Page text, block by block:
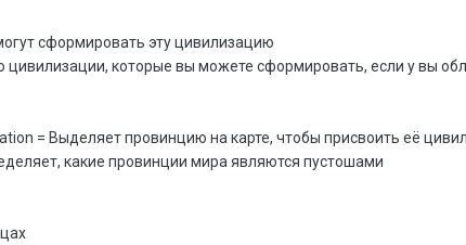
сформировать эту цивилизацию
которые вы можете сформировать, если у вы
= Выделяет провинцию на карте, чтобы присвоить её
какие провинции мира являются пустошами